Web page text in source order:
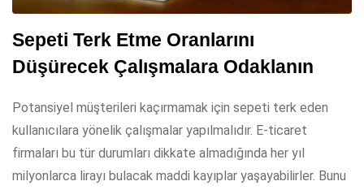
Sepeti Terk Etme Oranlarını
Düşürecek Çalışmalara Odaklanın
Potansiyel müşterileri kaçırmamak için sepeti terk eden
kullanıcılara yönelik çalışmalar yapılmalıdır. E-ticaret
firmaları bu tür durumları dikkate almadığında her yıl
milyonlarca lirayı bulacak maddi kayıplar yaşayabilirler. Bunu